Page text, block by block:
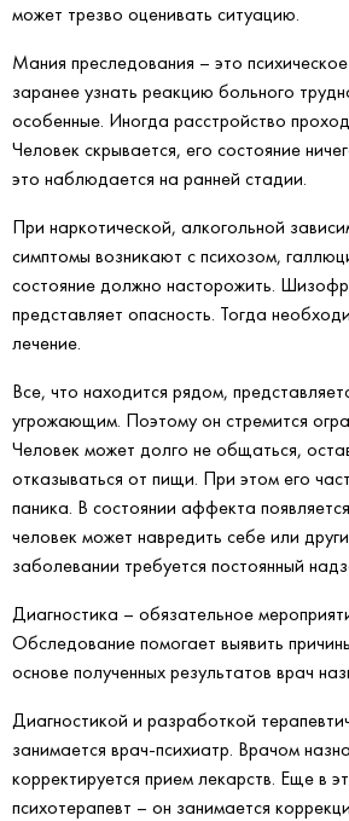
может трезво оценивать ситуацию.
Мания преследования – это
заранее узнать реакцию больного
особенные. Иногда расстройство
Человек скрывается, его состояние
это наблюдается на ранней стадии.
При наркотической, алкогольной
симптомы возникают с психозом,
состояние должно насторожить.
представляет опасность. Тогда
лечение.
Все, что находится рядом,
угрожающим. Поэтому он стремится
Человек может долго не общаться,
отказываться от пищи. При этом его
паника. В состоянии аффекта
человек может навредить себе или
заболевании требуется постоянный
Диагностика – обязательное
Обследование помогает выявить
основе полученных результатов врач
Диагностикой и разработкой
занимается врач-психиатр. Врачом
корректируется прием лекарств. Еще в
психотерапевт – он занимается